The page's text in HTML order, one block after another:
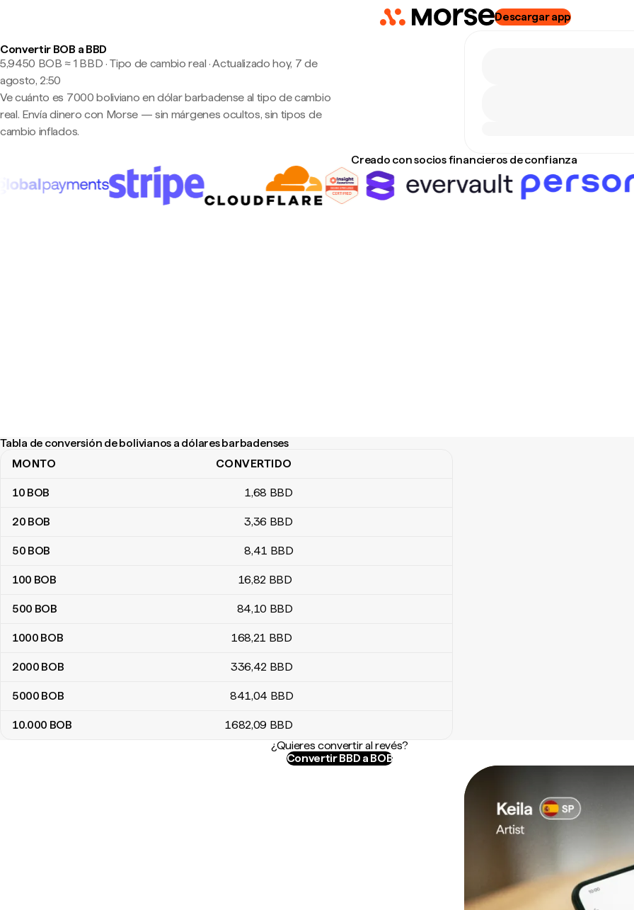
Descargar app
Convertir BOB a BBD
5,9450 BOB ≈ 1 BBD · Tipo de cambio real ·Actualizado hoy, 7 de
agosto, 2:50
Ve cuánto es 7000 boliviano en dólar barbadense al tipo de cambio
real. Envía dinero con Morse — sin márgenes ocultos, sin tipos de
cambio inflados.
Creado con socios financieros de confianza
Tabla de conversión de bolivianos a dólares barbadenses
Tabla de conversión de bolivianos a dólares barbadenses
MONTO CONVERTIDO
10 BOB 1,68 BBD
20 BOB 3,36 BBD
50 BOB 8,41 BBD
100 BOB 16,82 BBD
500 BOB 84,10 BBD
1000 BOB 168,21 BBD
2000 BOB 336,42 BBD
5000 BOB 841,04 BBD
10.000 BOB 1682,09 BBD
¿Quieres convertir al revés?
Convertir BBD a BOB